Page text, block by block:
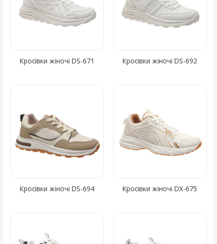
Кросівки жіночі DS-671 Кросівки жіночі DS-692
Кросівки жіночі DS-694 Кросівки жіночі DX-675